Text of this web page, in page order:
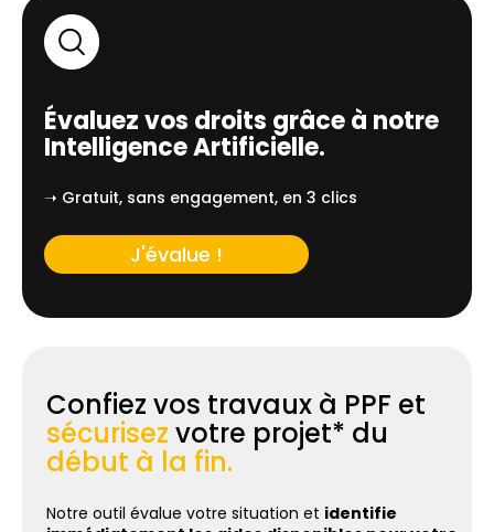
Évaluez vos droits grâce à notre
Intelligence Artificielle.
➝ Gratuit, sans engagement, en 3 clics
J'évalue !
Confiez vos travaux à PPF et
sécurisez votre projet* du
début à la fin.
Notre outil évalue votre situation et identifie